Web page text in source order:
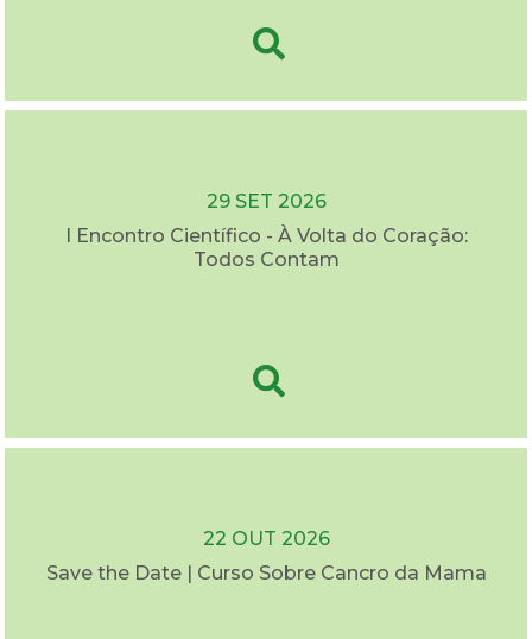
29 SET 2026
I Encontro Científico - À Volta do Coração:
Todos Contam
22 OUT 2026
Save the Date | Curso Sobre Cancro da Mama